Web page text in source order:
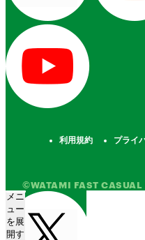
利用規約 プライ
©WATAMI FAST
メニ
ュー
を展
開す